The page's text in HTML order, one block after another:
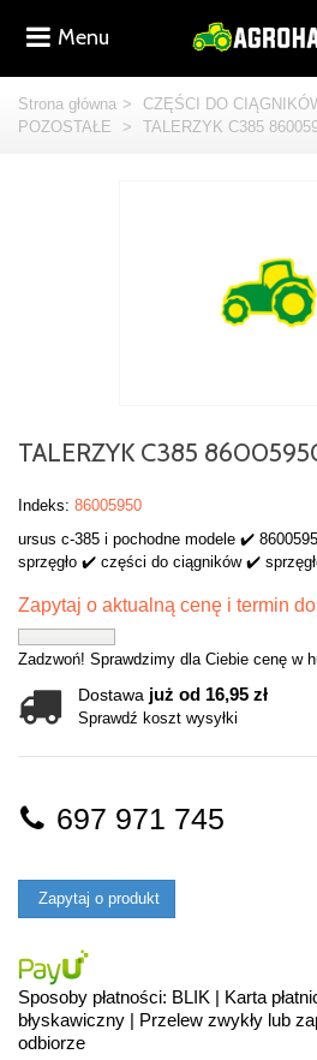
Menu
Strona główna > CZĘŚCI DO
POZOSTAŁE
> TALERZYK C385
TALERZYK C385
Indeks: 86005950
ursus c-385 i pochodne modele ✔️
sprzęgło ✔️ części do ciągników ✔️
Zapytaj o aktualną cenę i termin
Zadzwoń! Sprawdzimy dla Ciebie cenę w
Dostawa już od 16,95 zł
Sprawdź koszt wysyłki
697 971 745
Zapytaj o produkt
Sposoby płatności: BLIK | Karta
błyskawiczny | Przelew zwykły lub
odbiorze